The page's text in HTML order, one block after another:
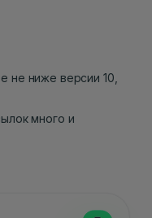
не ниже версии 10,
много и